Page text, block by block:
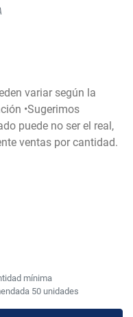
variar según la
•Sugerimos
puede no ser el real,
ventas por cantidad.
mínima
50 unidades